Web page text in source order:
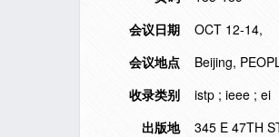
会议日期
OCT 12-14,
会议地点
Beijing,
收录类别
istp ; ieee ; ei
出版地
345 E 47TH